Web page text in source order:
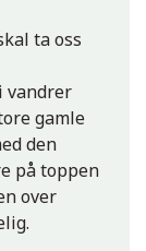
ta oss
vandrer
gamle
den
på toppen
over